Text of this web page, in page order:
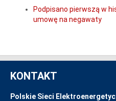
Podpisano pierwszą w
umowę na negawaty
KONTAKT
Polskie Sieci